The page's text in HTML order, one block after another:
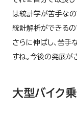
は統計学が苦手な
統計解析ができるの
さらに伸ばし、苦手
すね。今後の発展が
大型バイク